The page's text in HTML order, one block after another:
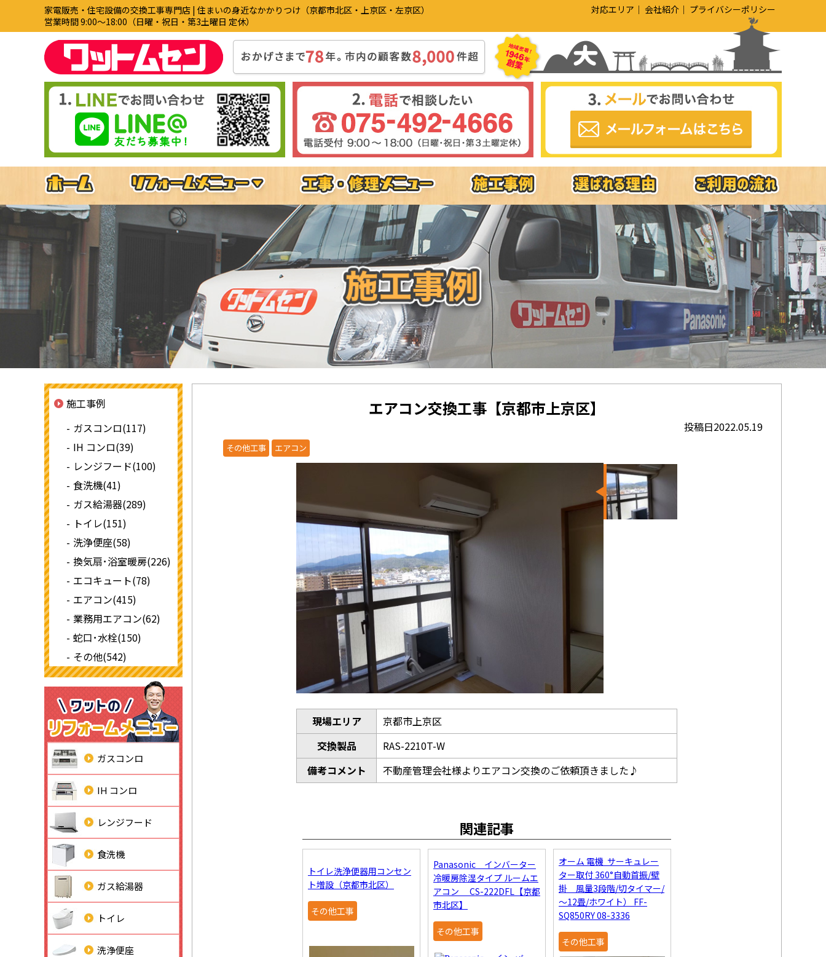
家電販売・住宅設備の交換工事専門店 | 住まいの身近なかかりつけ（京都市北区・上京区・左京区）
営業時間 9:00〜18:00（日曜・祝日・第3土曜日 定休）
対応エリア 会社紹介 プライバシーポリシー
エアコン交換工事【京都市上京区】
投稿日2022.05.19
その他工事 エアコン
現場エリア
京都市上京区
交換製品
RAS-2210T-W
備考コメント
不動産管理会社様よりエアコン交換のご依頼頂きました♪
関連記事
トイレ洗浄便器用コンセン
ト増設（京都市北区）
その他工事
Panasonic インバーター
冷暖房除湿タイプ ルームエ
アコン CS-222DFL【京都
市北区】
その他工事
オーム 電機 サーキュレー
ター取付 360°自動首振/壁
掛 風量3段階/切タイマー/
～12畳/ホワイト） FF-
SQ850RY 08-3336
その他工事
施工事例
ガスコンロ(117)
IH コンロ(39)
レンジフード(100)
食洗機(41)
ガス給湯器(289)
トイレ(151)
洗浄便座(58)
換気扇･浴室暖房(226)
エコキュート(78)
エアコン(415)
業務用エアコン(62)
蛇口･水栓(150)
その他(542)
ガスコンロ
IH コンロ
レンジフード
食洗機
ガス給湯器
トイレ
洗浄便座